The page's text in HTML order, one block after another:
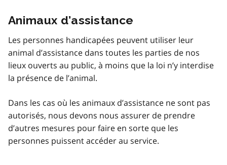
Animaux d’assistance
Les personnes handicapées peuvent utiliser leur
animal d’assistance dans toutes les parties de nos
lieux ouverts au public, à moins que la loi n’y interdise
la présence de l’animal.
Dans les cas où les animaux d’assistance ne sont pas
autorisés, nous devons nous assurer de prendre
d’autres mesures pour faire en sorte que les
personnes puissent accéder au service.